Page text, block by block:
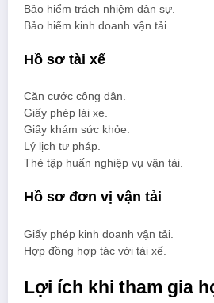
Bảo hiểm trách nhiệm dân sự.
Bảo hiểm kinh doanh vận tải.
Hồ sơ tài xế
Căn cước công dân.
Giấy phép lái xe.
Giấy khám sức khỏe.
Lý lịch tư pháp.
Thẻ tập huấn nghiệp vụ vận tải.
Hồ sơ đơn vị vận tải
Giấy phép kinh doanh vận tải.
Hợp đồng hợp tác với tài xế.
Lợi ích khi tham gia